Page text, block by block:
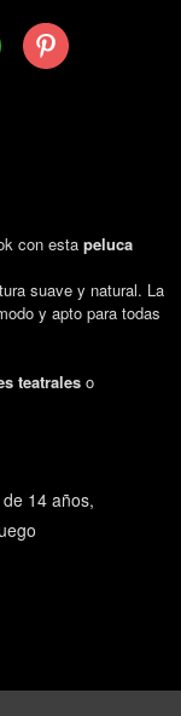
Pinterest
con esta peluca
suave y natural. La
y apto para todas
teatrales o
14 años